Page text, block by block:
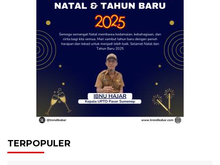
TERPOPULER